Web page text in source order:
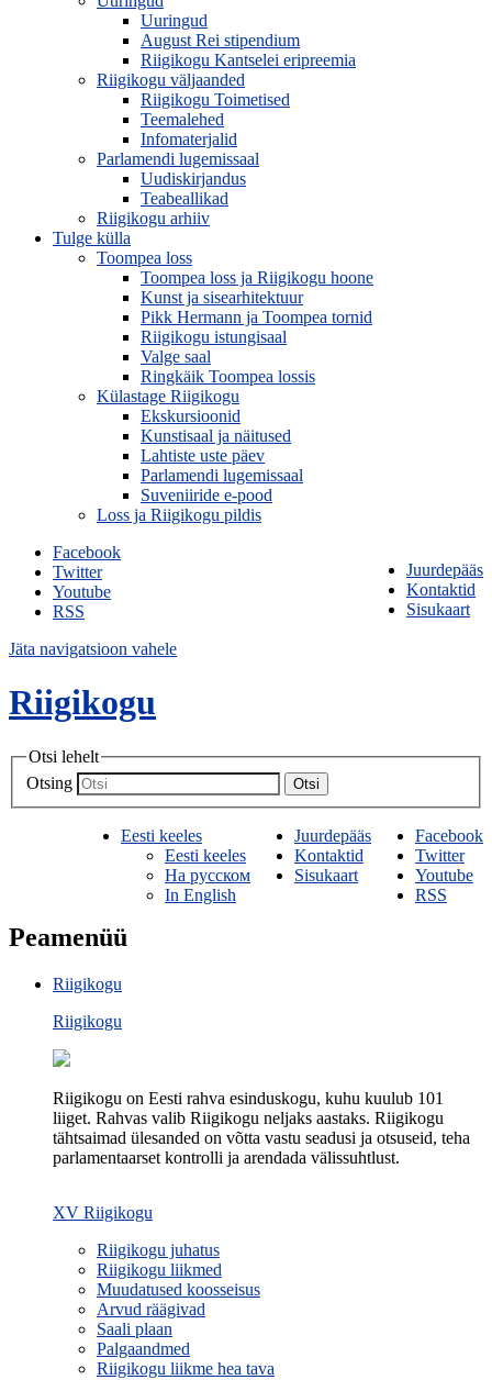
Uuringud
August Rei stipendium
Riigikogu Kantselei eripreemia
Riigikogu väljaanded
Riigikogu Toimetised
Teemalehed
Infomaterjalid
Parlamendi lugemissaal
Uudiskirjandus
Teabeallikad
Riigikogu arhiiv
Tulge külla
Toompea loss
Toompea loss ja Riigikogu hoone
Kunst ja sisearhitektuur
Pikk Hermann ja Toompea tornid
Riigikogu istungisaal
Valge saal
Ringkäik Toompea lossis
Külastage Riigikogu
Ekskursioonid
Kunstisaal ja näitused
Lahtiste uste päev
Parlamendi lugemissaal
Suveniiride e-pood
Loss ja Riigikogu pildis
Juurdepääs
Kontaktid
Sisukaart
Facebook
Twitter
Youtube
RSS
Jäta navigatsioon vahele
Riigikogu
Otsi lehelt
Otsing
Otsi
Facebook
Twitter
Youtube
RSS
Juurdepääs
Kontaktid
Sisukaart
Eesti keeles
Eesti keeles
На русском
In English
Peamenüü
Riigikogu
Riigikogu
Riigikogu on Eesti rahva esinduskogu, kuhu kuulub 101
liiget. Rahvas valib Riigikogu neljaks aastaks. Riigikogu
tähtsaimad ülesanded on võtta vastu seadusi ja otsuseid, teha
parlamentaarset kontrolli ja arendada välissuhtlust.
XV Riigikogu
Riigikogu juhatus
Riigikogu liikmed
Muudatused koosseisus
Arvud räägivad
Saali plaan
Palgaandmed
Riigikogu liikme hea tava